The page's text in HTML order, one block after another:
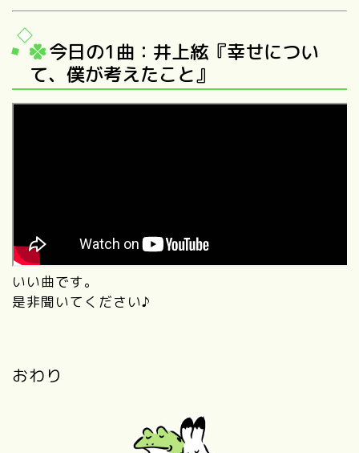
今日の1曲：井上絃『幸せについ
て、僕が考えたこと』
いい曲です。
是非聞いてください♪
おわり